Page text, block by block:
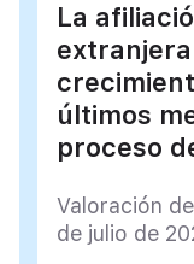
La
últimos
proceso
Valoración
de julio de